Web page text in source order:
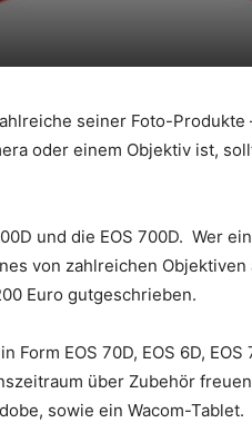
seiner Foto-Produkte
oder einem Objektiv ist,
und die EOS 700D. Wer
von zahlreichen Objektiven
Euro gutgeschrieben.
EOS 70D, EOS 6D, EOS
über Zubehör
sowie ein Wacom-Tablet.